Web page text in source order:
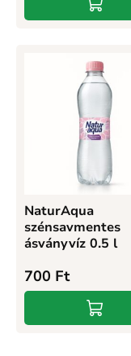
NaturAqua
szénsavmentes
ásványvíz 0.5 l
700 Ft